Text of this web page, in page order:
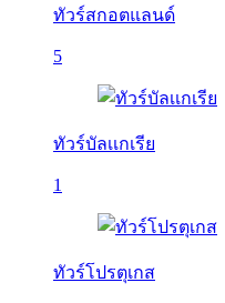
ทัวร์สกอตแลนด์
5
ทัวร์บัลเเกเรีย
1
ทัวร์โปรตุเกส